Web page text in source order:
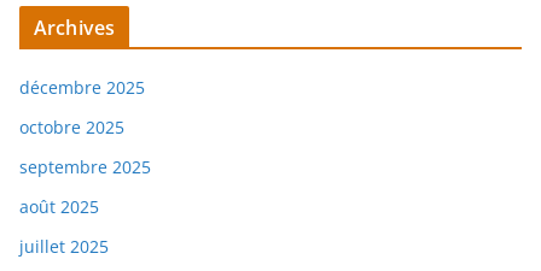
Archives
décembre 2025
octobre 2025
septembre 2025
août 2025
juillet 2025